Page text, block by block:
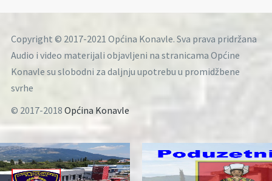
Copyright © 2017-2021 Općina Konavle. Sva prava pridržana
Audio i video materijali objavljeni na stranicama Općine
Konavle su slobodni za daljnju upotrebu u promidžbene
svrhe
© 2017-2018 Općina Konavle